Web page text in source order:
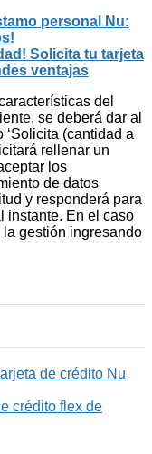
personal Nu:
Solicita tu tarjeta
ventajas
del
se deberá dar al
(cantidad a
rellenar un
los
de datos
y responderá para
instante. En el caso
gestión ingresando
de crédito Nu
crédito flex de